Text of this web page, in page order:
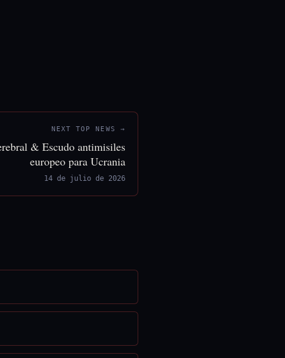
NEXT TOP NEWS →
& Escudo antimisiles
europeo para Ucrania
14 de julio de 2026